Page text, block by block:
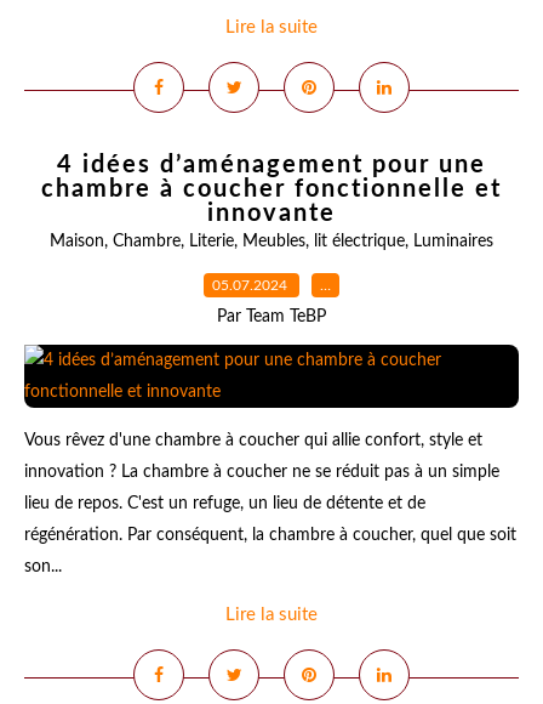
Lire la suite
4 idées d’aménagement pour une
chambre à coucher fonctionnelle et
innovante
Maison, Chambre, Literie, Meubles, lit électrique, Luminaires
05.07.2024 …
Par Team TeBP
Vous rêvez d'une chambre à coucher qui allie confort, style et
innovation ? La chambre à coucher ne se réduit pas à un simple
lieu de repos. C'est un refuge, un lieu de détente et de
régénération. Par conséquent, la chambre à coucher, quel que soit
son...
Lire la suite